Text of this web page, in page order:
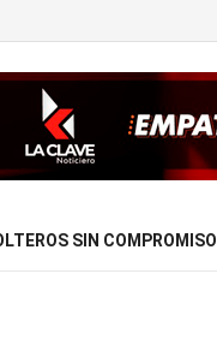
SIN COMPROMISO